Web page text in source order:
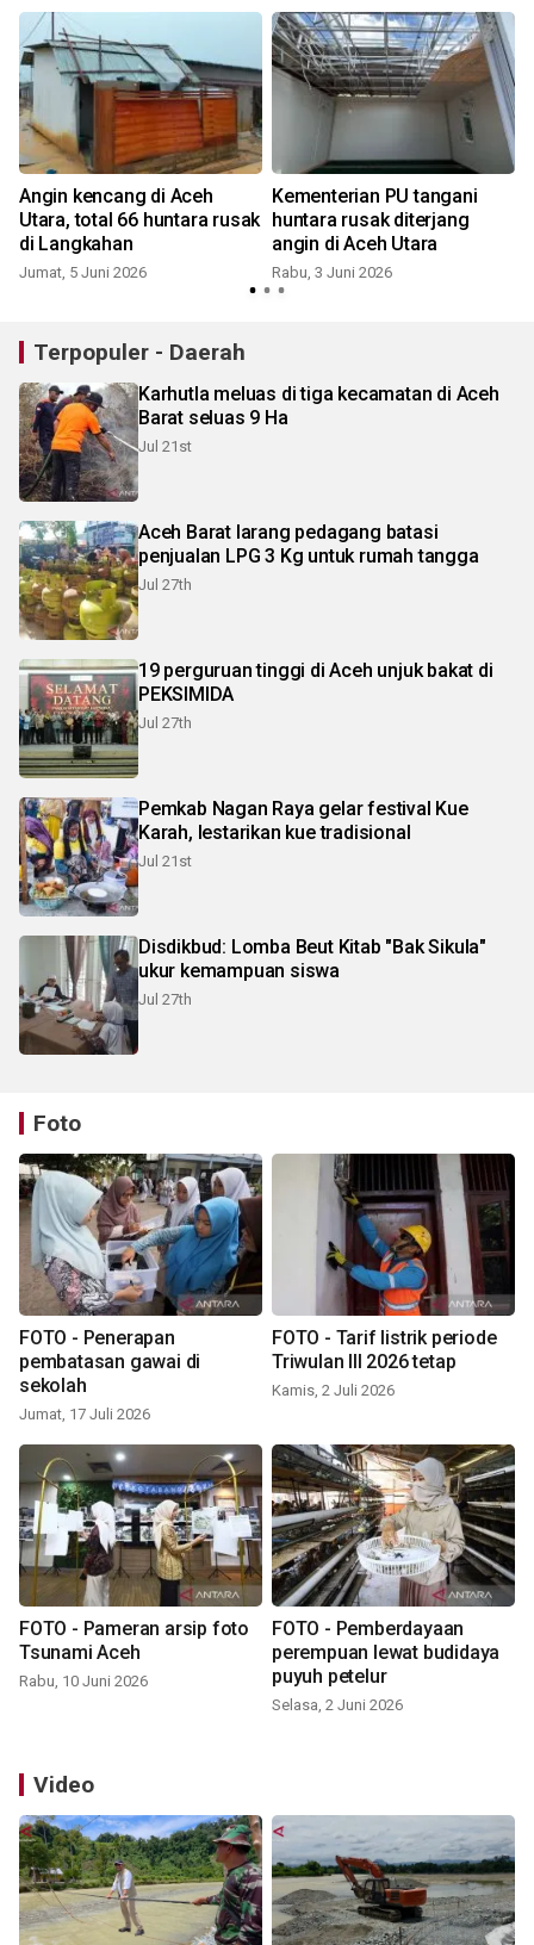
Angin kencang di Aceh
Utara, total 66 huntara rusak
di Langkahan
Jumat, 5 Juni 2026
Kementerian PU tangani
huntara rusak diterjang
angin di Aceh Utara
Rabu, 3 Juni 2026
Terpopuler - Daerah
Karhutla meluas di tiga kecamatan di Aceh
Barat seluas 9 Ha
Jul 21st
Aceh Barat larang pedagang batasi
penjualan LPG 3 Kg untuk rumah tangga
Jul 27th
19 perguruan tinggi di Aceh unjuk bakat di
PEKSIMIDA
Jul 27th
Pemkab Nagan Raya gelar festival Kue
Karah, lestarikan kue tradisional
Jul 21st
Disdikbud: Lomba Beut Kitab "Bak Sikula"
ukur kemampuan siswa
Jul 27th
Foto
FOTO - Penerapan
pembatasan gawai di
sekolah
Jumat, 17 Juli 2026
FOTO - Tarif listrik periode
Triwulan III 2026 tetap
Kamis, 2 Juli 2026
FOTO - Pameran arsip foto
Tsunami Aceh
Rabu, 10 Juni 2026
FOTO - Pemberdayaan
perempuan lewat budidaya
puyuh petelur
Selasa, 2 Juni 2026
Video